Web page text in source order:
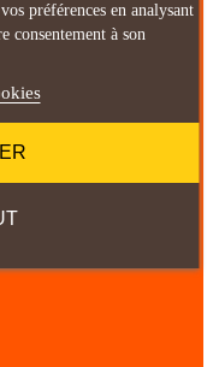
préférences en analysant
consentement à son